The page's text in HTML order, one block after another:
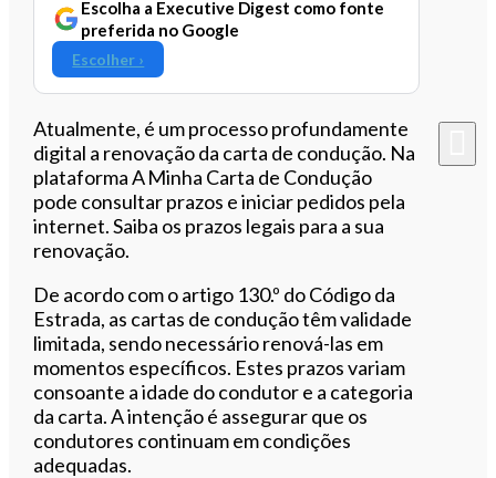
Escolha a Executive Digest como fonte
preferida no Google
Escolher ›
Atualmente, é um processo profundamente
digital a renovação da carta de condução. Na
plataforma A Minha Carta de Condução
pode consultar prazos e iniciar pedidos pela
internet. Saiba os prazos legais para a sua
renovação.
De acordo com o artigo 130.º do Código da
Estrada, as cartas de condução têm validade
limitada, sendo necessário renová-las em
momentos específicos. Estes prazos variam
consoante a idade do condutor e a categoria
da carta. A intenção é assegurar que os
condutores continuam em condições
adequadas.